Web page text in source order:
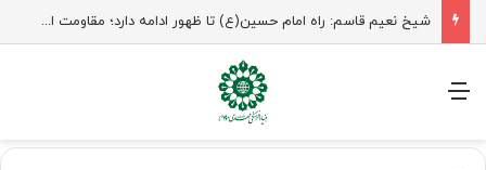
راهپیمایی اربعین، رزمایش منتظران ظهور
منو